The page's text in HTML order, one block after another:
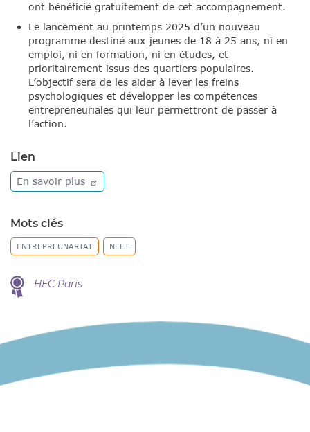
ont bénéficié gratuitement de cet accompagnement.
Le lancement au printemps 2025 d’un nouveau
programme destiné aux jeunes de 18 à 25 ans, ni en
emploi, ni en formation, ni en études, et
prioritairement issus des quartiers populaires.
L’objectif sera de les aider à lever les freins
psychologiques et développer les compétences
entrepreneuriales qui leur permettront de passer à
l’action.
Lien
En savoir plus
Mots clés
ENTREPREUNARIAT NEET
HEC Paris